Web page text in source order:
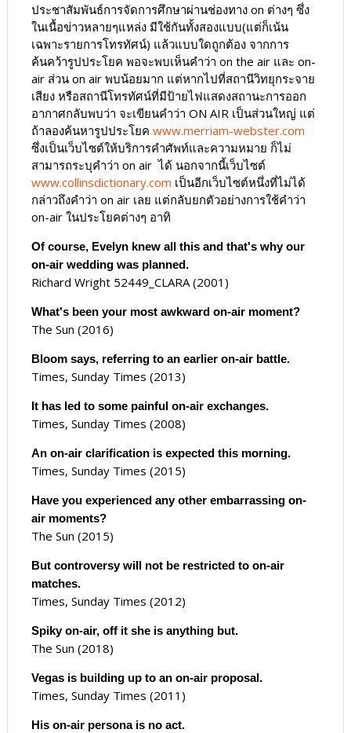
ประชาสัมพันธ์การจัดการศึกษาผ่านช่องทาง on ต่างๆ ซึ่ง
ในเนื้อข่าวหลายๆแหล่ง มีใช้กันทั้งสองแบบ(แต่ก็เน้น
เฉพาะรายการโทรทัศน์) แล้วแบบใดถูกต้อง จากการ
ค้นคว้ารูปประโยค พอจะพบเห็นคำว่า on the air และ on-
air ส่วน on air พบน้อยมาก แต่หากไปที่สถานีวิทยุกระจาย
เสียง หรือสถานีโทรทัศน์ที่มีป้ายไฟแสดงสถานะการออก
อากาศกลับพบว่า จะเขียนคำว่า ON AIR เป็นส่วนใหญ่ แต่
ถ้าลองค้นหารูปประโยค www.merriam-webster.com
ซึ่งเป็นเว็บไซต์ให้บริการคำศัพท์และความหมาย ก็ไม่
สามารถระบุคำว่า on air ได้ นอกจากนี้เว็บไซต์
www.collinsdictionary.com เป็นอีกเว็บไซต์หนึ่งที่ไม่ได้
กล่าวถึงคำว่า on air เลย แต่กลับยกตัวอย่างการใช้คำว่า
on-air ในประโยคต่างๆ อาทิ
Of course, Evelyn knew all this and that's why our
on-air wedding was planned.
Richard Wright 52449_CLARA (2001)
What's been your most awkward on-air moment?
The Sun (2016)
Bloom says, referring to an earlier on-air battle.
Times, Sunday Times (2013)
It has led to some painful on-air exchanges.
Times, Sunday Times (2008)
An on-air clarification is expected this morning.
Times, Sunday Times (2015)
Have you experienced any other embarrassing on-
air moments?
The Sun (2015)
But controversy will not be restricted to on-air
matches.
Times, Sunday Times (2012)
Spiky on-air, off it she is anything but.
The Sun (2018)
Vegas is building up to an on-air proposal.
Times, Sunday Times (2011)
His on-air persona is no act.